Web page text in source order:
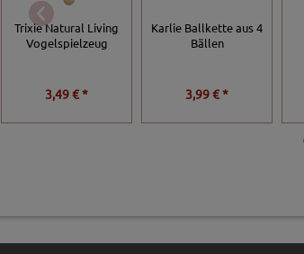
Trixie Natural Living
Vogelspielzeug
3,49 € *
Karlie Ballkette aus 4
Bällen
3,99 € *